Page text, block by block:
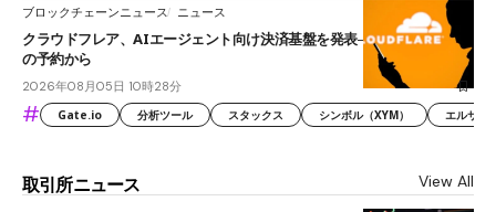
ブロックチェーンニュース ニュース
クラウドフレア、AIエージェント向け決済基盤を発表──まずハンドル名
の予約から
2026年08月05日 10時28分
# Gate.io 分析ツール スタックス シンボル（XYM） エルサル
取引所ニュース View All